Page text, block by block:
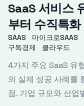
SaaS 서비스
부터 수직특
SAAS 마이크로SAAS
구독경제
클라우드
4가지 주요 SaaS 유
의 실제 성공 사례를
점. 기업 규모와 산업